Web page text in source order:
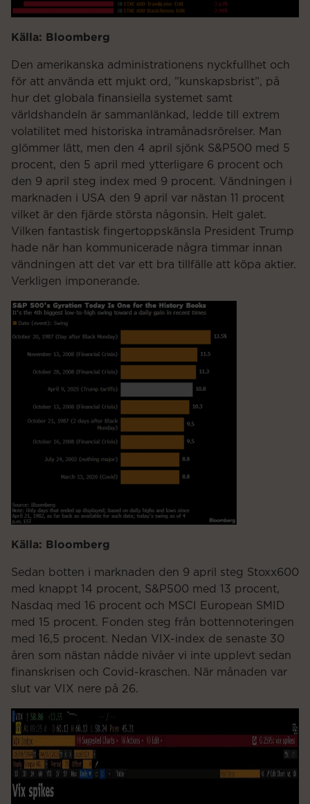
Källa: Bloomberg
Den amerikanska administrationens nyckfullhet och
för att använda ett mjukt ord, ”kunskapsbrist”, på
hur det globala finansiella systemet samt
världshandeln är sammanlänkad, ledde till extrem
volatilitet med historiska intramånadsrörelser. Man
glömmer lätt, men den 4 april sjönk S&P500 med 5
procent, den 5 april med ytterligare 6 procent och
den 9 april steg index med 9 procent. Vändningen i
marknaden i USA den 9 april var nästan 11 procent
vilket är den fjärde största någonsin. Helt galet.
Vilken fantastisk fingertoppskänsla President Trump
hade när han kommunicerade några timmar innan
vändningen att det var ett bra tillfälle att köpa aktier.
Verkligen imponerande.
Källa: Bloomberg
Sedan botten i marknaden den 9 april steg Stoxx600
med knappt 14 procent, S&P500 med 13 procent,
Nasdaq med 16 procent och MSCI European SMID
med 15 procent. Fonden steg från bottennoteringen
med 16,5 procent. Nedan VIX-index de senaste 30
åren som nästan nådde nivåer vi inte upplevt sedan
finanskrisen och Covid-kraschen. När månaden var
slut var VIX nere på 26.